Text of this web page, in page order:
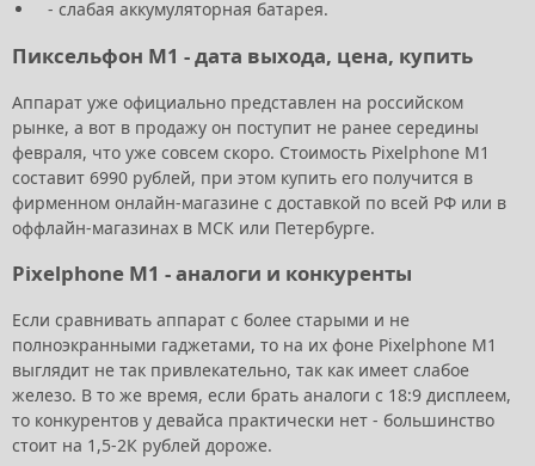
- слабая аккумуляторная батарея.
Пиксельфон М1 - дата выхода, цена, купить
Аппарат уже официально представлен на российском
рынке, а вот в продажу он поступит не ранее середины
февраля, что уже совсем скоро. Стоимость Pixelphone M1
составит 6990 рублей, при этом купить его получится в
фирменном онлайн-магазине с доставкой по всей РФ или в
оффлайн-магазинах в МСК или Петербурге.
Pixelphone M1 - аналоги и конкуренты
Если сравнивать аппарат с более старыми и не
полноэкранными гаджетами, то на их фоне Pixelphone M1
выглядит не так привлекательно, так как имеет слабое
железо. В то же время, если брать аналоги с 18:9 дисплеем,
то конкурентов у девайса практически нет - большинство
стоит на 1,5-2К рублей дороже.